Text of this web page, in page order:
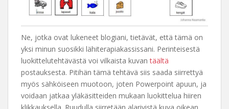
Ne, jotka ovat lukeneet blogiani, tietävät, että tämä on
yksi minun suosikki lähiterapiakassissani. Perinteisestä
luokittelutehtävästä voi vilkaista kuvantäältä
postauksesta. Pitihän tämä tehtävä siis saada siirrettyä
myös sähköiseen muotoon, joten Powerpoint apuun, ja
voidaan jatkaa yläkäsitteiden mukaan luokittelua hiiren